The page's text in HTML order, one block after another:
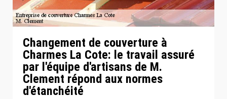
Changement de couverture à
Charmes La Cote: le travail assuré
par l'équipe d'artisans de M.
Clement répond aux normes
d'étanchéité